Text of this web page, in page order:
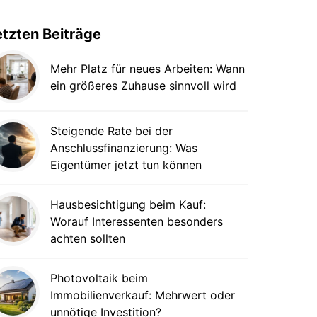
Beiträge
Mehr Platz für neues Arbeiten: Wann
ein größeres Zuhause sinnvoll wird
Steigende Rate bei der
Anschlussfinanzierung: Was
Eigentümer jetzt tun können
Hausbesichtigung beim Kauf:
Worauf Interessenten besonders
achten sollten
Photovoltaik beim
Immobilienverkauf: Mehrwert oder
unnötige Investition?